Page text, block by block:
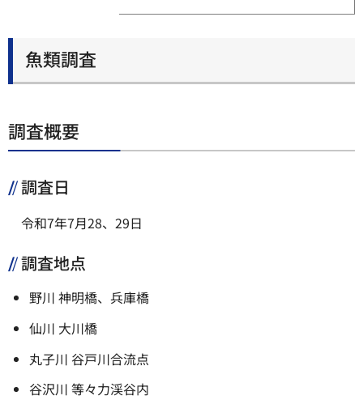
魚類調査
調査概要
調査日
令和7年7月28、29日
調査地点
野川 神明橋、兵庫橋
仙川 大川橋
丸子川 谷戸川合流点
谷沢川 等々力渓谷内